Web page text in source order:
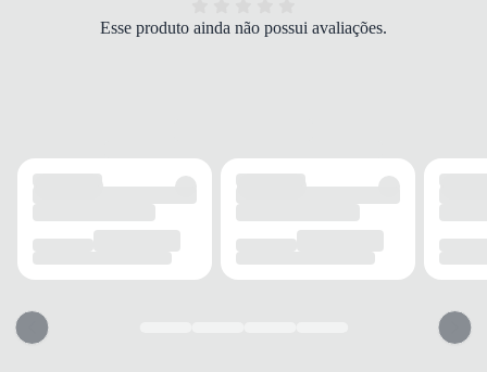
que um chinelo, é uma escolha inteligente para quem deseja relaxar os
EVA com tecnologia Mizuno Enerzy — leve, macio
Solado
Detalhes
Adicionais
Tecnologia Mizuno Enerzy com amortecimento
superior; design slide sem tiras; pisada neutra
Origem
Esse produto ainda não possui avaliações.